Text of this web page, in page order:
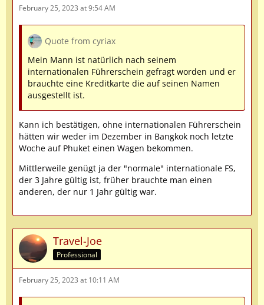
February 25, 2023 at 9:54 AM
Quote from cyriax
Mein Mann ist natürlich nach seinem
internationalen Führerschein gefragt worden und er
brauchte eine Kreditkarte die auf seinen Namen
ausgestellt ist.
Kann ich bestätigen, ohne internationalen Führerschein
hätten wir weder im Dezember in Bangkok noch letzte
Woche auf Phuket einen Wagen bekommen.
Mittlerweile genügt ja der "normale" internationale FS,
der 3 Jahre gültig ist, früher brauchte man einen
anderen, der nur 1 Jahr gültig war.
Travel-Joe
Professional
February 25, 2023 at 10:11 AM